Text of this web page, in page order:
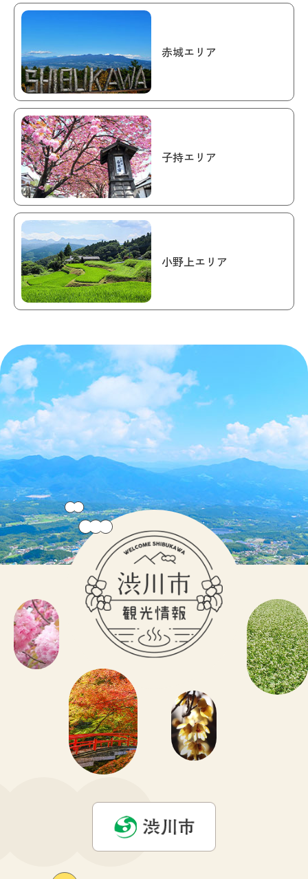
赤城エリア
子持エリア
小野上エリア